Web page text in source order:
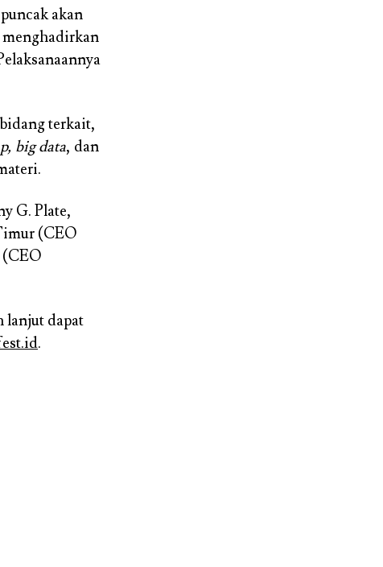
akan
menghadirkan
terkait,
big data, dan
G. Plate,
(CEO
(CEO
lanjut dapat
.